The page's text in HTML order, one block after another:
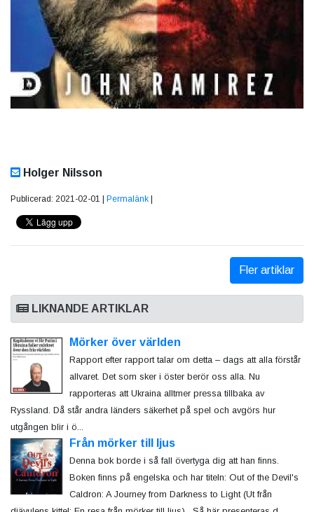
Holger Nilsson
Publicerad: 2021-02-01 | Permalänk |
Fler artiklar
LIKNANDE ARTIKLAR
Mörker över världen
Rapport efter rapport talar om detta – dags att alla förstår
allvaret. Det som sker i öster berör oss alla. Nu
rapporteras att Ukraina alltmer pressa tillbaka av
Ryssland. Då står andra länders säkerhet på spel och avgörs hur
utgången blir i ö...
Från mörker till ljus
Denna bok borde i så fall övertyga dig att han finns.
Boken finns på engelska och har titeln: Out of the Devil's
Caldron: A Journey from Darkness to Light (Ut från